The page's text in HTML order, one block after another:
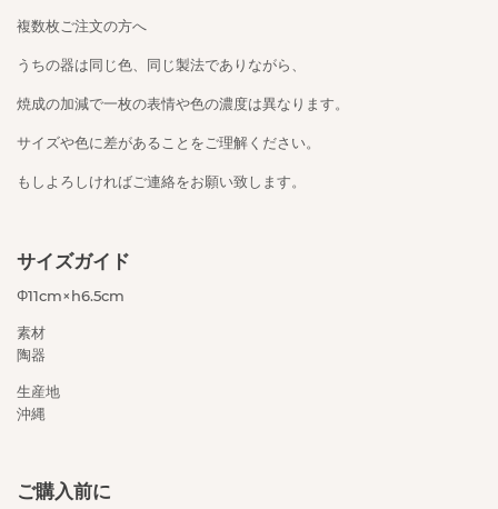
複数枚ご注文の方へ
うちの器は同じ色、同じ製法でありながら、
焼成の加減で一枚の表情や色の濃度は異なります。
サイズや色に差があることをご理解ください。
もしよろしければご連絡をお願い致します。
サイズガイド
Φ11cm×h6.5cm
素材
陶器
生産地
沖縄
ご購入前に